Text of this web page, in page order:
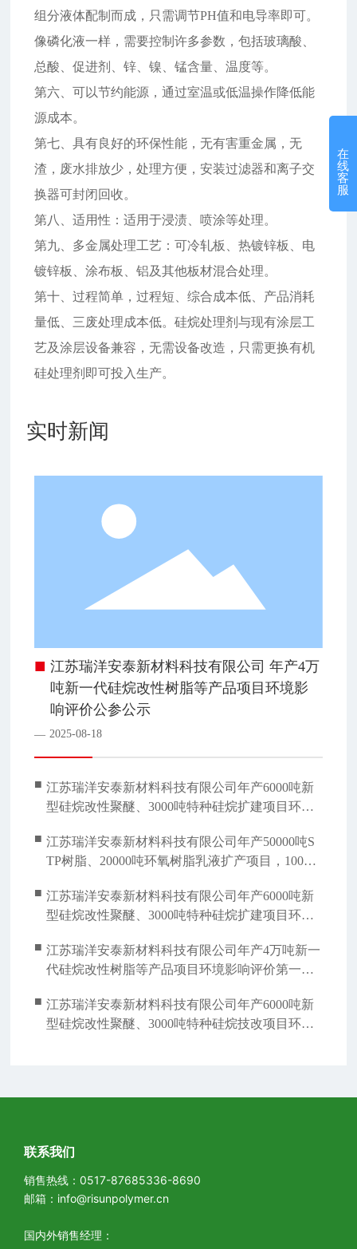
组分液体配制而成，只需调节PH值和电导率即可。
像磷化液一样，需要控制许多参数，包括玻璃酸、
总酸、促进剂、锌、镍、锰含量、温度等。
第六、可以节约能源，通过室温或低温操作降低能
源成本。
第七、具有良好的环保性能，无有害重金属，无
渣，废水排放少，处理方便，安装过滤器和离子交
换器可封闭回收。
第八、适用性：适用于浸渍、喷涂等处理。
第九、多金属处理工艺：可冷轧板、热镀锌板、电
镀锌板、涂布板、铝及其他板材混合处理。
第十、过程简单，过程短、综合成本低、产品消耗
量低、三废处理成本低。硅烷处理剂与现有涂层工
艺及涂层设备兼容，无需设备改造，只需更换有机
硅处理剂即可投入生产。
实时新闻
■ 江苏瑞洋安泰新材料科技有限公司 年产4万
吨新一代硅烷改性树脂等产品项目环境影
响评价公参公示
— 2025-08-18
■ 江苏瑞洋安泰新材料科技有限公司年产6000吨新
型硅烷改性聚醚、3000吨特种硅烷扩建项目环境
■ 江苏瑞洋安泰新材料科技有限公司年产50000吨S
TP树脂、20000吨环氧树脂乳液扩产项目，10000
（第一阶段）竣工环境保护验收监测报告验收公
示
■ 江苏瑞洋安泰新材料科技有限公司年产6000吨新
型硅烷改性聚醚、3000吨特种硅烷扩建项目环境
■ 江苏瑞洋安泰新材料科技有限公司年产4万吨新一
代硅烷改性树脂等产品项目环境影响评价第一次
■ 江苏瑞洋安泰新材料科技有限公司年产6000吨新
型硅烷改性聚醚、3000吨特种硅烷技改项目环境
联系我们
销售热线： 0517-87685336-8690
邮箱： info@risunpolymer.cn
国内外销售经理：
在
线
客
服